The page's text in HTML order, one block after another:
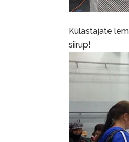
Külastajate
siirup!